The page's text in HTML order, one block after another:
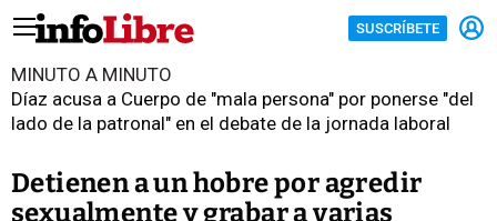
SUSCRÍBETE
MINUTO A MINUTO
Díaz acusa a Cuerpo de "mala persona" por ponerse "del
lado de la patronal" en el debate de la jornada laboral
Detienen a un hobre por agredir
sexualmente y grabar a varias